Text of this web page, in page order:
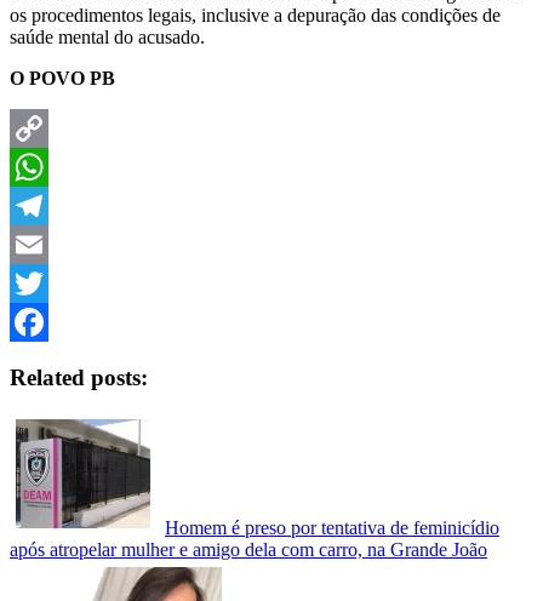
os procedimentos legais, inclusive a depuração das condições de
saúde mental do acusado.
O POVO PB
Copy
Link
WhatsApp
Telegram
Email
Twitter
Related posts:
Homem é preso por tentativa de feminicídio
após atropelar mulher e amigo dela com carro, na Grande João